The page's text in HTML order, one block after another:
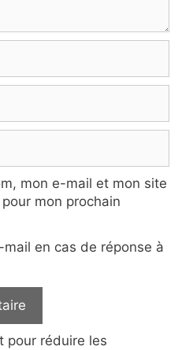
mon e-mail et mon site
mon prochain
en cas de réponse à
pour réduire les